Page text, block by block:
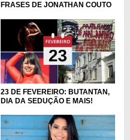
FRASES DE JONATHAN COUTO
23 DE FEVEREIRO: BUTANTAN,
DIA DA SEDUÇÃO E MAIS!